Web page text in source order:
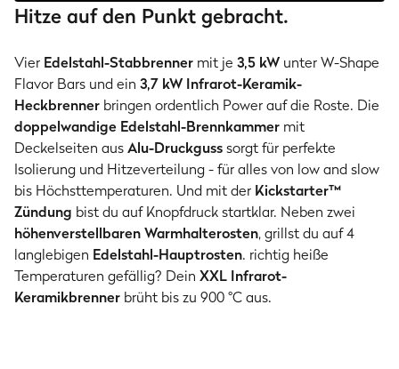
Hitze auf den Punkt gebracht.
Vier Edelstahl-Stabbrenner mit je 3,5 kW unter W-Shape
Flavor Bars und ein 3,7 kW Infrarot-Keramik-
Heckbrenner bringen ordentlich Power auf die Roste. Die
doppelwandige Edelstahl-Brennkammer mit
Deckelseiten ausAlu-Druckgusssorgt für perfekte
Isolierung und Hitzeverteilung - für alles von low and slow
bis Höchsttemperaturen. Und mit der Kickstarter™
Zündung bist du auf Knopfdruck startklar. Neben zwei
höhenverstellbaren Warmhalterosten, grillst du auf 4
langlebigen Edelstahl-Hauptrosten. richtig heiße
Temperaturen gefällig? Dein XXL Infrarot-
Keramikbrenner brüht bis zu 900 °C aus.